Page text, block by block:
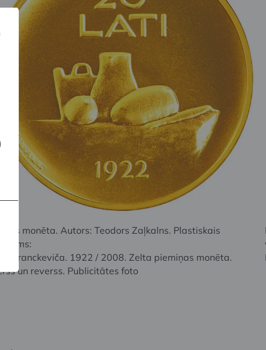
monēta. Autors: Teodors Zaļkalns. Plastiskais
Franckeviča. 1922 / 2008. Zelta piemiņas monēta.
un reverss. Publicitātes foto